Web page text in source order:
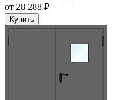
от 28 288 ₽
Купить